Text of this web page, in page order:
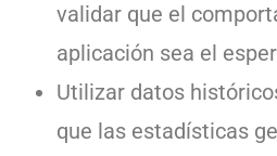
validar que el
aplicación sea el
Utilizar datos
que las estadísticas